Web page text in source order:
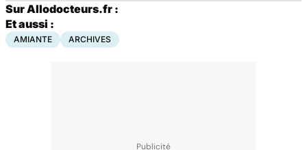
Sur Allodocteurs.fr :
Et aussi :
AMIANTE ARCHIVES